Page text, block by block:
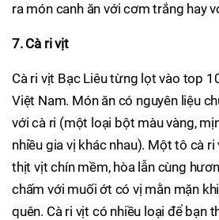
ra món canh ăn với cơm trắng hay
7. Cà ri vịt
Cà ri vịt Bạc Liêu từng lọt vào top
Việt Nam. Món ăn có nguyên liệu
với cà ri (một loại bột màu vàng,
nhiều gia vị khác nhau). Một tô cà
thịt vịt chín mềm, hòa lẫn cùng
chấm với muối ớt có vị mằn mặn
quên. Cà ri vịt có nhiều loại để bạn